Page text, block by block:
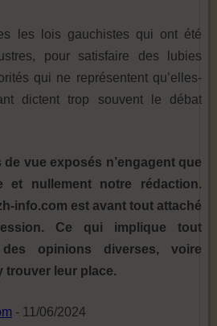
les lois gauchistes qui ont été
pour satisfaire des lubies
qui ne représentent qu’elles-
dictent trop souvent le débat
vue exposés n’engagent que
et nullement notre rédaction.
info.com est avant tout attaché
Ce qui implique tout
opinions diverses, voire
trouver leur place.
- 11/06/2024